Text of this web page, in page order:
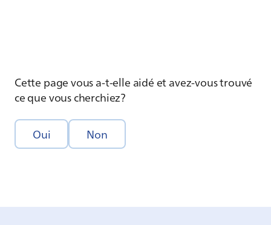
Cette page vous a-t-elle aidé et avez-vous trouvé
ce que vous cherchiez?
Oui Non